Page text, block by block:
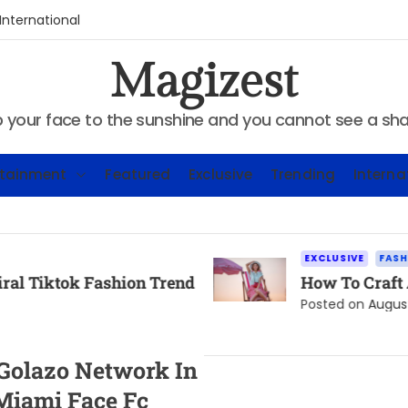
International
Magizest
your face to the sunshine and you cannot see a
Featured Exclusive Trending
Trend
EXCLUSIVE FASHION TRENDING
How To Craft A Freelance
Posted onAugust 24, 2023
Network In
Face Fc